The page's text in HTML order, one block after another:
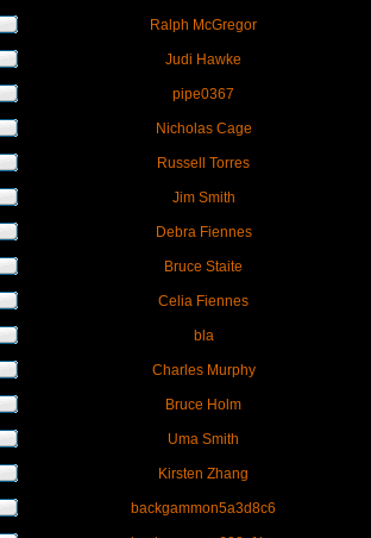
Ralph McGregor
Judi Hawke
pipe0367
Nicholas Cage
Russell Torres
Jim Smith
Debra Fiennes
Bruce Staite
Celia Fiennes
bla
Charles Murphy
Bruce Holm
Uma Smith
Kirsten Zhang
backgammon5a3d8c6